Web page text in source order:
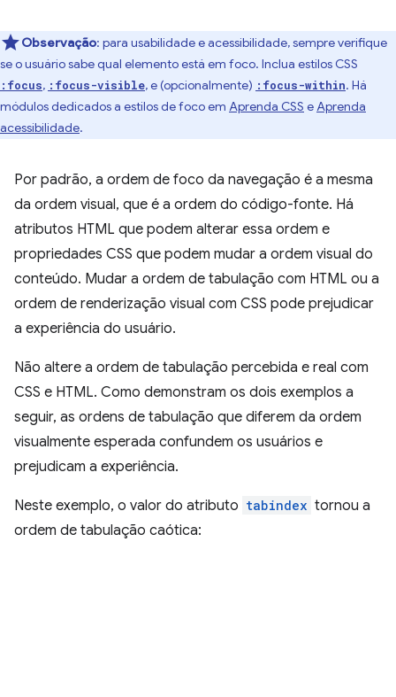
Observação: para usabilidade e acessibilidade, sempre verifique
se o usuário sabe qual elemento está em foco. Inclua estilos CSS
:focus, :focus-visible, e (opcionalmente) :focus-within. Há
módulos dedicados a estilos de foco em Aprenda CSS eAprenda
acessibilidade.
Por padrão, a ordem de foco da navegação é a mesma
da ordem visual, que é a ordem do código-fonte. Há
atributos HTML que podem alterar essa ordem e
propriedades CSS que podem mudar a ordem visual do
conteúdo. Mudar a ordem de tabulação com HTML ou a
ordem de renderização visual com CSS pode prejudicar
a experiência do usuário.
Não altere a ordem de tabulação percebida e real com
CSS e HTML. Como demonstram os dois exemplos a
seguir, as ordens de tabulação que diferem da ordem
visualmente esperada confundem os usuários e
prejudicam a experiência.
Neste exemplo, o valor do atributo tabindex tornou a
ordem de tabulação caótica: